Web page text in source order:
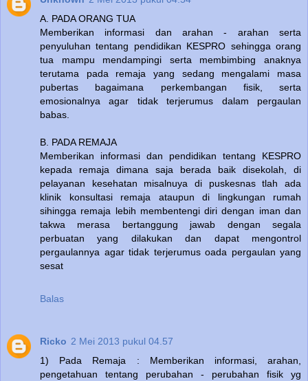
A. PADA ORANG TUA
Memberikan informasi dan arahan - arahan serta
penyuluhan tentang pendidikan KESPRO sehingga orang
tua mampu mendampingi serta membimbing anaknya
terutama pada remaja yang sedang mengalami masa
pubertas bagaimana perkembangan fisik, serta
emosionalnya agar tidak terjerumus dalam pergaulan
babas.
B. PADA REMAJA
Memberikan informasi dan pendidikan tentang KESPRO
kepada remaja dimana saja berada baik disekolah, di
pelayanan kesehatan misalnuya di puskesnas tlah ada
klinik konsultasi remaja ataupun di lingkungan rumah
sihingga remaja lebih membentengi diri dengan iman dan
takwa merasa bertanggung jawab dengan segala
perbuatan yang dilakukan dan dapat mengontrol
pergaulannya agar tidak terjerumus oada pergaulan yang
sesat
Balas
Ricko 2 Mei 2013 pukul 04.57
1) Pada Remaja : Memberikan informasi, arahan,
pengetahuan tentang perubahan - perubahan fisik yg